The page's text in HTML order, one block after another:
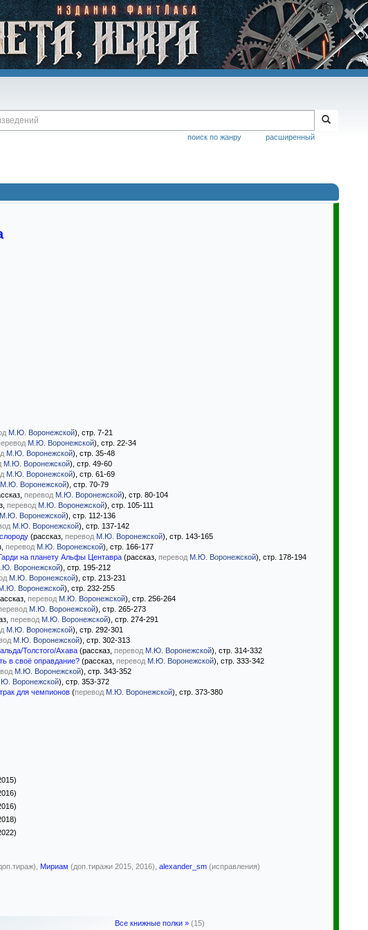
расширенный
поиск по жанру
М.Ю. Воронежской), стр. 7-21
М.Ю. Воронежской), стр. 22-34
М.Ю. Воронежской), стр. 35-48
М.Ю. Воронежской), стр. 49-60
М.Ю. Воронежской), стр. 61-69
М.Ю. Воронежской), стр. 70-79
перевод М.Ю. Воронежской), стр. 80-104
перевод М.Ю. Воронежской), стр. 105-111
М.Ю. Воронежской), стр. 112-136
М.Ю. Воронежской), стр. 137-142
(рассказ, перевод М.Ю. Воронежской), стр. 143-165
перевод М.Ю. Воронежской), стр. 166-177
на планету Альфы Центавра (рассказ, перевод М.Ю. Воронежской), стр. 178-194
Воронежской), стр. 195-212
М.Ю. Воронежской), стр. 213-231
Воронежской), стр. 232-255
перевод М.Ю. Воронежской), стр. 256-264
М.Ю. Воронежской), стр. 265-273
перевод М.Ю. Воронежской), стр. 274-291
М.Ю. Воронежской), стр. 292-301
М.Ю. Воронежской), стр. 302-313
Толстого/Ахава (рассказ, перевод М.Ю. Воронежской), стр. 314-332
в своё оправдание? (рассказ, перевод М.Ю. Воронежской), стр. 333-342
М.Ю. Воронежской), стр. 343-352
Воронежской), стр. 353-372
для чемпионов (перевод М.Ю. Воронежской), стр. 373-380
Мириам (доп.тиражи 2015, 2016), alexander_sm (исправления)
Все книжные полки » (15)